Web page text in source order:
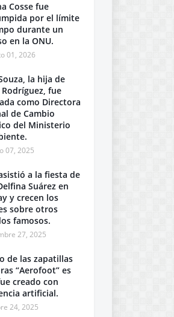
Cosse fue
por el límite
durante un
en la ONU.
01, 2026
la hija de
Rodríguez, fue
como Directora
de Cambio
del Ministerio
07, 2025
a la fiesta de
Suárez en
y crecen los
sobre otros
famosos.
27, 2025
de las zapatillas
“Aerofoot” es
creado con
artificial.
24, 2025